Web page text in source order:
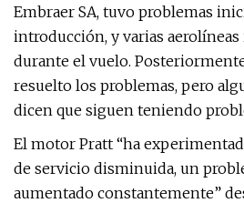
Embraer SA, tuvo problemas
introducción, y varias
durante el vuelo.
resuelto los problemas, pero
dicen que siguen teniendo
El motor Pratt “ha
de servicio disminuida, un
aumentado constantemente”